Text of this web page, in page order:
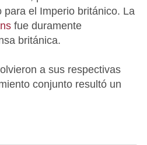
el Imperio británico. La
fue duramente
británica.
a sus respectivas
conjunto resultó un